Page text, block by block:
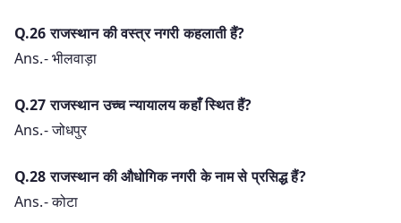
Q.26 राजस्थान की वस्त्र नगरी कहलाती हैं?
Ans.- भीलवाड़ा
Q.27 राजस्थान उच्च न्यायालय कहाँ स्थित हैं?
Ans.- जोधपुर
Q.28 राजस्थान की औधोगिक नगरी के नाम से प्रसिद्ध हैं?
Ans.- कोटा